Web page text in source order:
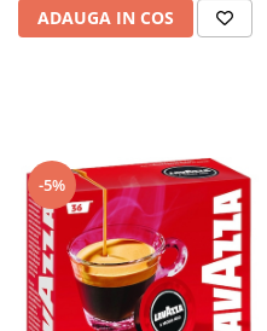
ADAUGA IN COS
-5%